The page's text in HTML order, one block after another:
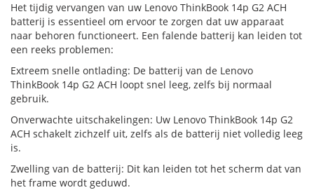
Het tijdig vervangen van uw Lenovo ThinkBook 14p G2 ACH
batterij is essentieel om ervoor te zorgen dat uw apparaat
naar behoren functioneert. Een falende batterij kan leiden tot
een reeks problemen:
Extreem snelle ontlading: De batterij van de Lenovo
ThinkBook 14p G2 ACH loopt snel leeg, zelfs bij normaal
gebruik.
Onverwachte uitschakelingen: Uw Lenovo ThinkBook 14p G2
ACH schakelt zichzelf uit, zelfs als de batterij niet volledig leeg
is.
Zwelling van de batterij: Dit kan leiden tot het scherm dat van
het frame wordt geduwd.